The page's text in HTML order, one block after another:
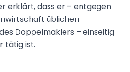
erklärt, dass er – entgegen
üblichen
Doppelmaklers – einseitig
tätig ist.